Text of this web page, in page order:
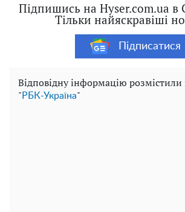
Підпишись на Hyser.com.ua в
Тільки найяскравіші
Підписатися
Відповідну інформацію розмістили
" РБК-Україна"